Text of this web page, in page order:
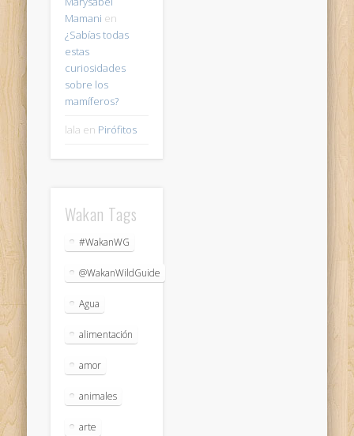
Mamani en
¿Sabías todas
estas
curiosidades
sobre los
mamíferos?
lala en Pirófitos
Wakan Tags
#WakanWG
@WakanWildGuide
Agua
alimentación
amor
animales
arte